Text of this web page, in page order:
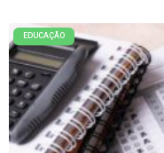
EDUCAÇÃO